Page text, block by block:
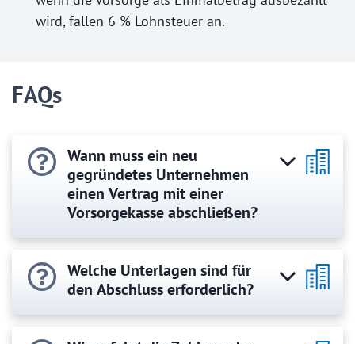
wird, fallen 6 % Lohnsteuer an.
FAQs
Wann muss ein neu
gegründetes Unternehmen
einen Vertrag mit einer
Vorsorgekasse abschließen?
Welche Unterlagen sind für
den Abschluss erforderlich?